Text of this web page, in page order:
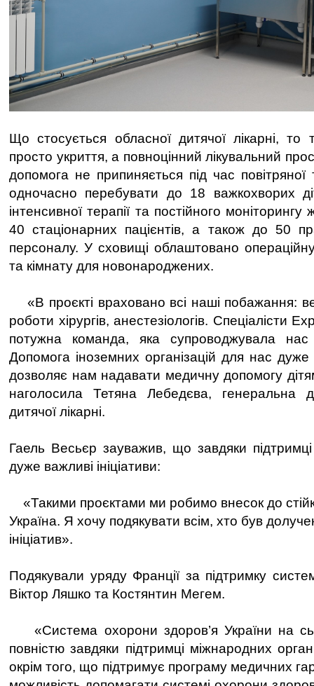
Що стосується обласної дитячої лікарні,
просто укриття, а повноцінний лікувальний
допомога не припиняється під час
одночасно перебувати до 18 важкохворих
інтенсивної терапії та постійного
40 стаціонарних пацієнтів, а також до 50
персоналу. У сховищі облаштовано операційну,
та кімнату для новонароджених.
«В проєкті враховано всі наші побажання:
роботи хірургів, анестезіологів. Спеціалісти
потужна команда, яка супроводжувала
Допомога іноземних організацій для нас дуже
дозволяє нам надавати медичну допомогу
наголосила Тетяна Лебедєва, генеральна
дитячої лікарні.
Гаель Весьєр зауважив, що завдяки підтримці
дуже важливі ініціативи:
«Такими проєктами ми робимо внесок до
Україна. Я хочу подякувати всім, хто був
ініціатив».
Подякували уряду Франції за підтримку
Віктор Ляшко та Костянтин Мегем.
«Система охорони здоров’я України на
повністю завдяки підтримці міжнародних
окрім того, що підтримує програму медичних